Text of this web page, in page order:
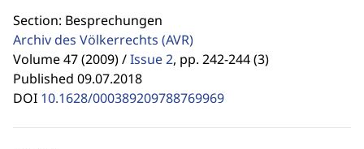
Section: Besprechungen
Archiv des Völkerrechts (AVR)
Volume 47 (2009) /Issue 2, pp. 242-244 (3)
Published 09.07.2018
DOI 10.1628/000389209788769969